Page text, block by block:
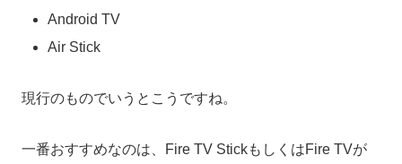
Android TV
Air Stick
現行のものでいうとこうですね。
一番おすすめなのは、Fire TV StickもしくはFire TVが